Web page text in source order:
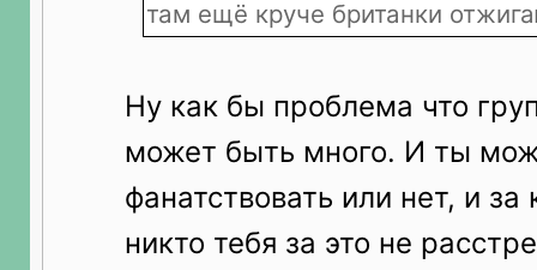
там ещё круче британки
Ну как бы проблема что
может быть много. И ты
фанатствовать или нет, и
никто тебя за это не